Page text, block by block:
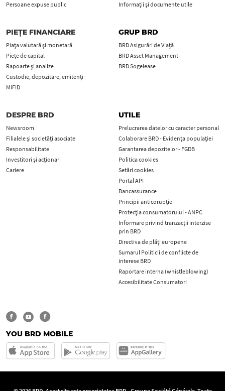
Persoane expuse public
Informații și documente utile
PIEȚE FINANCIARE
Piața valutară și monetară
Piețe de capital
Rapoarte și analize
Custodie, depozitare, emitenți
MiFID
GRUP BRD
BRD Asigurări de Viață
BRD Asset Management
BRD Sogelease
DESPRE BRD
Newsroom
Filialele și societăți asociate
Responsabilitate
Investitori și acționari
Cariere
UTILE
Prelucrarea datelor cu caracter personal
Colaborare BRD - Evidența populației
Garantarea depozitelor - FGDB
Politica cookies
Setări cookies
Portal API
Bancassurance
Principii anticorupţie
Protecţia consumatorului - ANPC
Informare privind tranzacții interzise
prin BRD
Directiva de plăți europene
Sumarul Politicii de conflicte de
interese BRD
Raportare interna (whistleblowing)
Accesibilitate Consumatori
YOU BRD MOBILE